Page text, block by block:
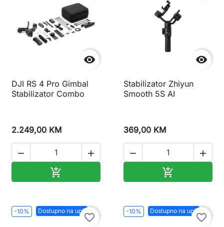

DJI RS 4 Pro Gimbal
Stabilizator Combo
2.249,00 KM
 


Stabilizator Zhiyun
Smooth 5S AI
369,00 KM
 

-10% Dostupno na upit
favorite_border
-10% Dostupno na upit
favorite_border